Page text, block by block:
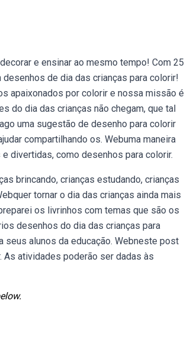
e ensinar ao mesmo tempo! Com 25
de dia das crianças para colorir!
apaixonados por colorir e nossa missão é
do dia das crianças não chegam, que tal
uma sugestão de desenho para colorir
compartilhando os. Webuma maneira
divertidas, como desenhos para colorir.
brincando, crianças estudando, crianças
tornar o dia das crianças ainda mais
os livrinhos com temas que são os
desenhos do dia das crianças para
seus alunos da educação. Webneste post
atividades poderão ser dadas às